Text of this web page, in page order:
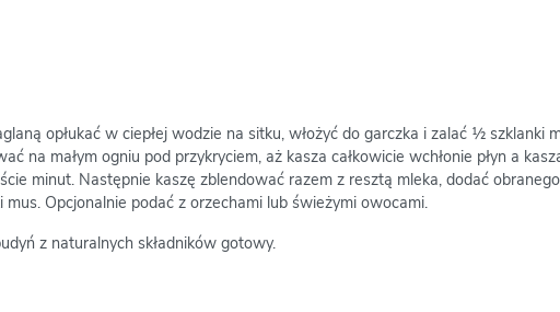
opłukać w ciepłej wodzie na sitku, włożyć do garczka i zalać ½ szklanki
na małym ogniu pod przykryciem, aż kasza całkowicie wchłonie płyn a
minut. Następnie kaszę zblendować razem z resztą mleka, dodać
mus. Opcjonalnie podać z orzechami lub świeżymi owocami.
z naturalnych składników gotowy.